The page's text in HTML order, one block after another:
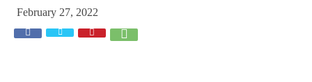
February 27, 2022